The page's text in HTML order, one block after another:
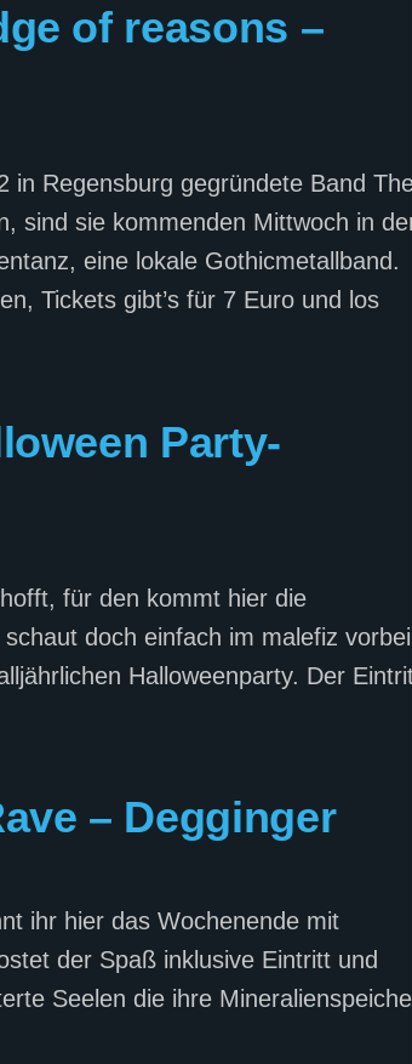
of reasons –
in Regensburg gegründete Band
sind sie kommenden Mittwoch in
eine lokale Gothicmetallband.
Tickets gibt’s für 7 Euro und los
Party-
für den kommt hier die
doch einfach im malefiz
Halloweenparty. Der
– Degginger
ihr hier das Wochenende mit
der Spaß inklusive Eintritt und
Seelen die ihre